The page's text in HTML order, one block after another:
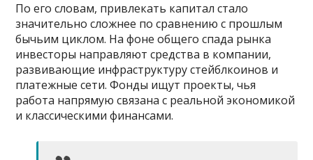
По его словам, привлекать капитал стало
значительно сложнее по сравнению с прошлым
бычьим циклом. На фоне общего спада рынка
инвесторы направляют средства в компании,
развивающие инфраструктуру стейблкоинов и
платежные сети. Фонды ищут проекты, чья
работа напрямую связана с реальной экономикой
и классическими финансами.